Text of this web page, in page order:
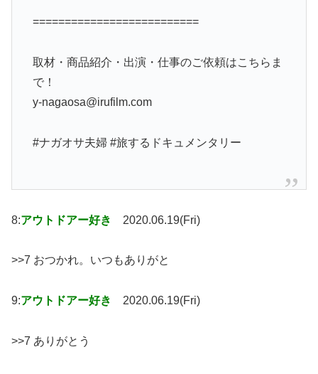
==========================
取材・商品紹介・出演・仕事のご依頼はこちらま
で！
y-nagaosa@irufilm.com
#ナガオサ夫婦 #旅するドキュメンタリー
8:アウトドアー好き 2020.06.19(Fri)
>>7 おつかれ。いつもありがと
9:アウトドアー好き 2020.06.19(Fri)
>>7 ありがとう